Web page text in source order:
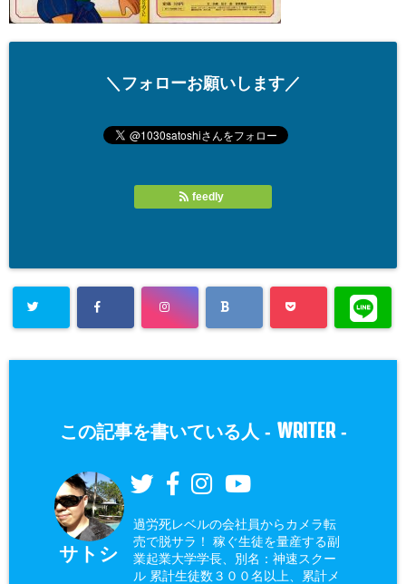
＼フォローお願いします／
feedly
この記事を書いている人 - WRITER-
サトシ
過労死レベルの会社員からカメラ転
売で脱サラ！ 稼ぐ生徒を量産する副
業起業大学学長、別名：神速スクー
ル 累計生徒数３００名以上、累計メ